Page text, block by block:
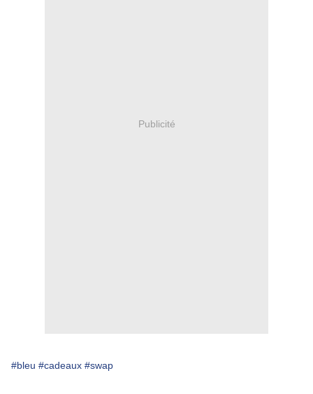
Publicité
#bleu #cadeaux #swap